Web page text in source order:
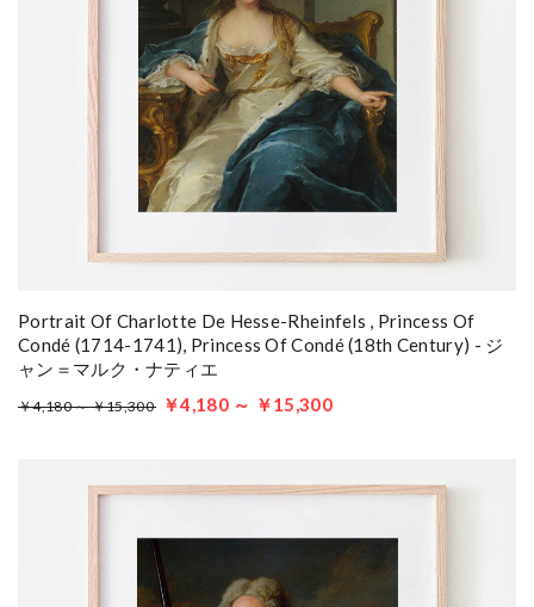
Portrait Of Charlotte De Hesse-Rheinfels , Princess Of
Condé (1714-1741), Princess Of Condé (18th Century) - ジ
ャン＝マルク・ナティエ
￥4,180 ～ ￥15,300 ￥4,180 ～ ￥15,300